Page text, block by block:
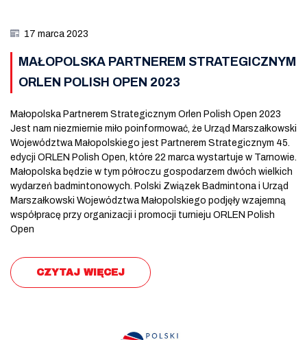
17 marca 2023
MAŁOPOLSKA PARTNEREM STRATEGICZNYM
ORLEN POLISH OPEN 2023
Małopolska Partnerem Strategicznym Orlen Polish Open 2023
Jest nam niezmiernie miło poinformować, że Urząd Marszałkowski
Województwa Małopolskiego jest Partnerem Strategicznym 45.
edycji ORLEN Polish Open, które 22 marca wystartuje w Tarnowie.
Małopolska będzie w tym półroczu gospodarzem dwóch wielkich
wydarzeń badmintonowych. Polski Związek Badmintona i Urząd
Marszałkowski Województwa Małopolskiego podjęły wzajemną
współpracę przy organizacji i promocji turnieju ORLEN Polish
Open
CZYTAJ WIĘCEJ